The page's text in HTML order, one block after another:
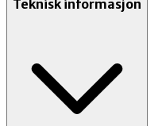
Teknisk informasjon